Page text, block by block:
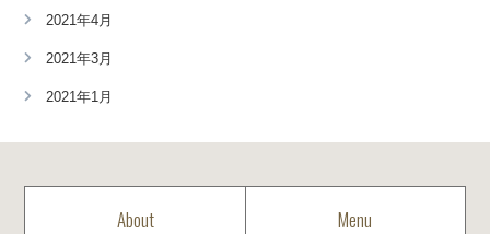
2021年4月
2021年3月
2021年1月
About Menu